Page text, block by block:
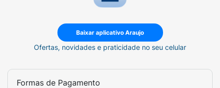
Baixar aplicativo Araujo
Ofertas, novidades e praticidade no seu celular
Formas de Pagamento